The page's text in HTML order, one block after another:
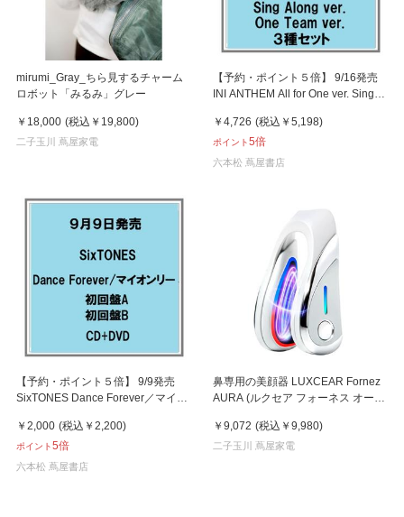
mirumi_Gray_ちら見するチャーム
ロボット「みるみ」グレー
￥18,000 (税込 ￥19,800)
二子玉川 蔦屋家電
【予約・ポイント５倍】 9/16発売
INI ANTHEM All for One ver. Sing
ト シングル
￥4,726 (税込 ￥5,198)
ポイント5倍
六本松 蔦屋書店
【予約・ポイント５倍】 9/9発売
SixTONES Dance Forever／マイオ
ングル
￥2,000 (税込 ￥2,200)
ポイント5倍
六本松 蔦屋書店
鼻専用の美顔器 LUXCEAR Fornez
AURA (ルクセア フォーネス オー
￥9,072 (税込 ￥9,980)
二子玉川 蔦屋家電